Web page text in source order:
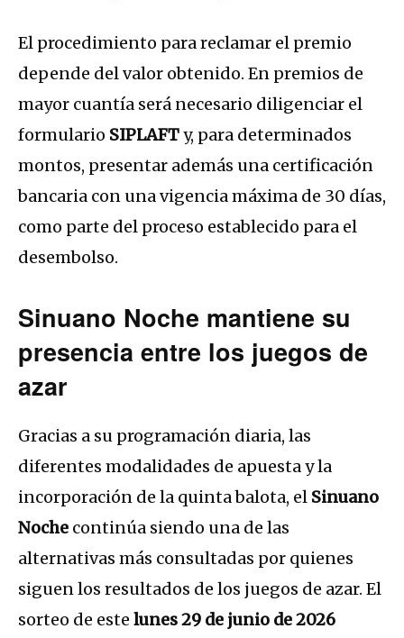
El procedimiento para reclamar el premio
depende del valor obtenido. En premios de
mayor cuantía será necesario diligenciar el
formulario SIPLAFTy, para determinados
montos, presentar además una certificación
bancaria con una vigencia máxima de 30 días,
como parte del proceso establecido para el
desembolso.
Sinuano Noche mantiene su
presencia entre los juegos de
azar
Gracias a su programación diaria, las
diferentes modalidades de apuesta y la
incorporación de la quinta balota, el Sinuano
Noche continúa siendo una de las
alternativas más consultadas por quienes
siguen los resultados de los juegos de azar. El
sorteo de este lunes 29 de junio de 2026